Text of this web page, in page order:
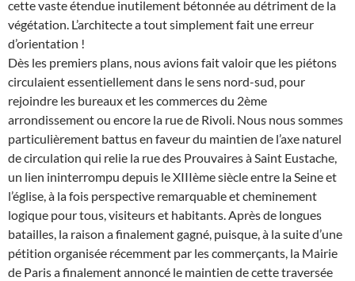
cette vaste étendue inutilement bétonnée au détriment de la
végétation. L’architecte a tout simplement fait une erreur
d’orientation !
Dès les premiers plans, nous avions fait valoir que les piétons
circulaient essentiellement dans le sens nord-sud, pour
rejoindre les bureaux et les commerces du 2ème
arrondissement ou encore la rue de Rivoli. Nous nous sommes
particulièrement battus en faveur du maintien de l’axe naturel
de circulation qui relie la rue des Prouvaires à Saint Eustache,
un lien ininterrompu depuis le XIIIème siècle entre la Seine et
l’église, à la fois perspective remarquable et cheminement
logique pour tous, visiteurs et habitants. Après de longues
batailles, la raison a finalement gagné, puisque, à la suite d’une
pétition organisée récemment par les commerçants, la Mairie
de Paris a finalement annoncé le maintien de cette traversée